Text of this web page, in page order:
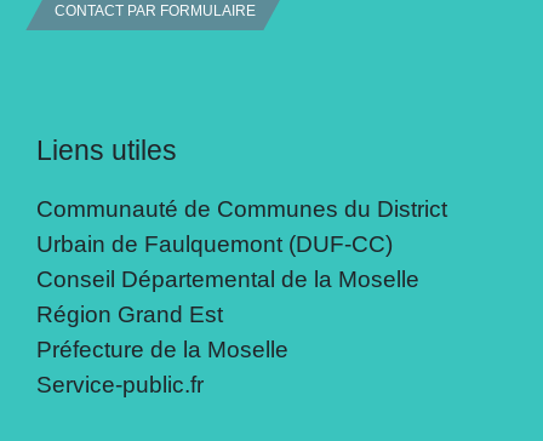
CONTACT PAR FORMULAIRE
Liens utiles
Communauté de Communes du District
Urbain de Faulquemont (DUF-CC)
Conseil Départemental de la Moselle
Région Grand Est
Préfecture de la Moselle
Service-public.fr